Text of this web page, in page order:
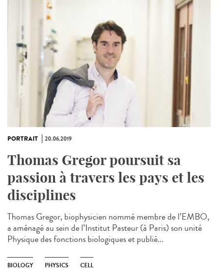
PORTRAIT 20.06.2019
Thomas Gregor poursuit sa
passion à travers les pays et les
disciplines
Thomas Gregor, biophysicien nommé membre de l’EMBO,
a aménagé au sein de l’Institut Pasteur (à Paris) son unité
Physique des fonctions biologiques et publié...
BIOLOGY PHYSICS CELL